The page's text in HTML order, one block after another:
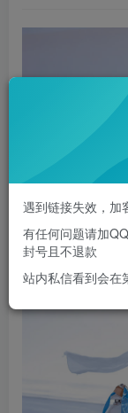
遇到链接失效，加
有任何问题请加
封号且不退款
站内私信看到会在